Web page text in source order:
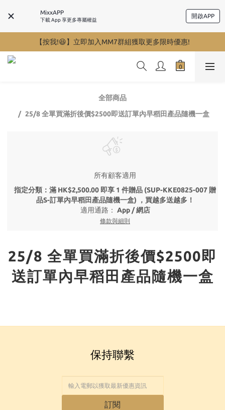
MixxAPP
下載 App 享更多專屬權益
開啟APP
【按我!😆】立即加入MM7群組獲取更多限時優惠!
全部商品
25/8 全單買滿折後價$2500即送訂單內早稻田產品隨機一盒
所有顧客適用
指定分類：滿 HK$2,500.00 即享 1 件贈品 (SUP-KKE0825-007 贈
品S-訂單內早稻田產品隨機一盒) ，買越多送越多！
適用通路： App / 網店
條款與細則
25/8 全單買滿折後價$2500即
送訂單內早稻田產品隨機一盒
保持聯繫
訂閱